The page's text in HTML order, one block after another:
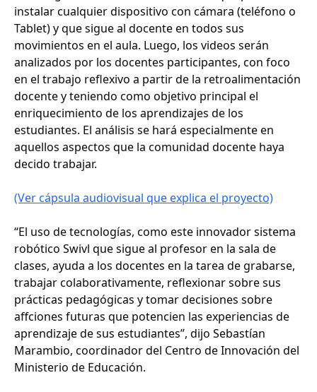
instalar cualquier dispositivo con cámara (teléfono o
Tablet) y que sigue al docente en todos sus
movimientos en el aula. Luego, los videos serán
analizados por los docentes participantes, con foco
en el trabajo reflexivo a partir de la retroalimentación
docente y teniendo como objetivo principal el
enriquecimiento de los aprendizajes de los
estudiantes. El análisis se hará especialmente en
aquellos aspectos que la comunidad docente haya
decido trabajar.
(Ver cápsula audiovisual que explica el proyecto)
“El uso de tecnologías, como este innovador sistema
robótico Swivl que sigue al profesor en la sala de
clases, ayuda a los docentes en la tarea de grabarse,
trabajar colaborativamente, reflexionar sobre sus
prácticas pedagógicas y tomar decisiones sobre
affciones futuras que potencien las experiencias de
aprendizaje de sus estudiantes”, dijo Sebastían
Marambio, coordinador del Centro de Innovación del
Ministerio de Educación.